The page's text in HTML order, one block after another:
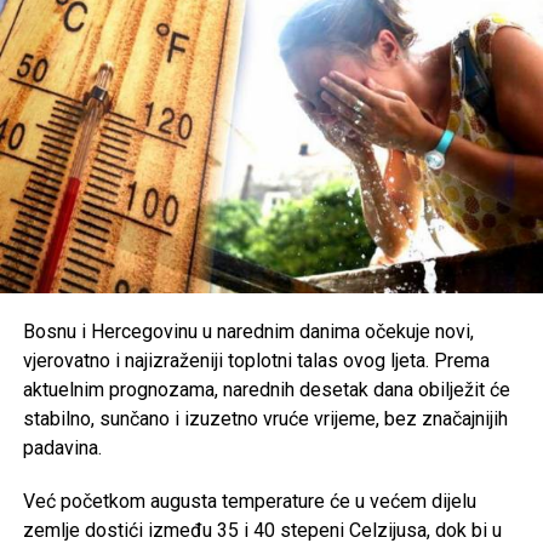
Zbog ekstremno visokih temperatura, nadležni pozivaju
građane na dodatni oprez. Preporučuje se redovna
hidratacija, izbjegavanje boravka na otvorenom u
najtoplijem dijelu dana, nošenje lagane i svijetle odjeće te
zaštita od direktnog sunčevog zračenja.
Poseban oprez savjetuje sestarijim osobama, djeci,
hroničnim bolesnicima i svima koji rade na otvorenom,
uz preporuku da se pridržavaju savjeta ljekara i, ukoliko je
moguće, borave u rashlađenim prostorijama tokom
najtoplijeg dijela dana.
Share Post
Share
Tweet Share
Bosnu i Hercegovinu u narednim danima očekuje novi,
vjerovatno i najizraženiji toplotni talas ovog ljeta. Prema
aktuelnim prognozama, narednih desetak dana obilježit će
stabilno, sunčano i izuzetno vruće vrijeme, bez značajnijih
padavina.
Već početkom augusta temperature će u većem dijelu
zemlje dostići između 35 i 40 stepeni Celzijusa, dok bi u